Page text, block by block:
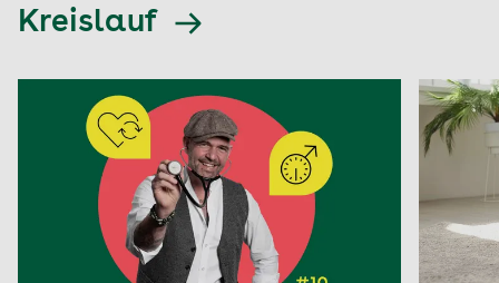
Kreislauf